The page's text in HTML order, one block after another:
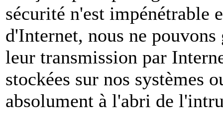
sécurité n'est impénétrable
d'Internet, nous ne
leur transmission par
stockées sur nos systèmes
absolument à l'abri de